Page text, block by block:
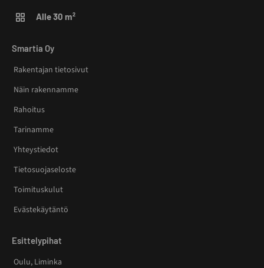
Alle 30 m²
Smartia Oy
Rakentajan tietosivut
Näin rakennamme
Rahoitus
Tarinamme
Yhteystiedot
Tietosuojaseloste
Toimituskulut
Evästekäytäntö
Esittelypihat
Oulu, Liminka